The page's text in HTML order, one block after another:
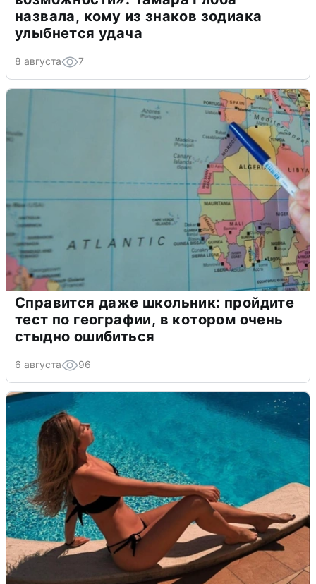
назвала, кому из знаков зодиака
улыбнется удача
8 августа 7
Справится даже школьник: пройдите
тест по географии, в котором очень
стыдно ошибиться
6 августа 96